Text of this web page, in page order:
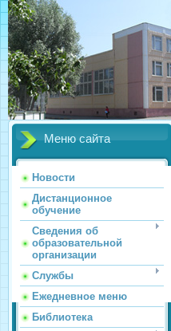
Меню сайта
Новости
Дистанционное
обучение
Сведения об
образовательной
организации
Службы
Ежедневное меню
Библиотека